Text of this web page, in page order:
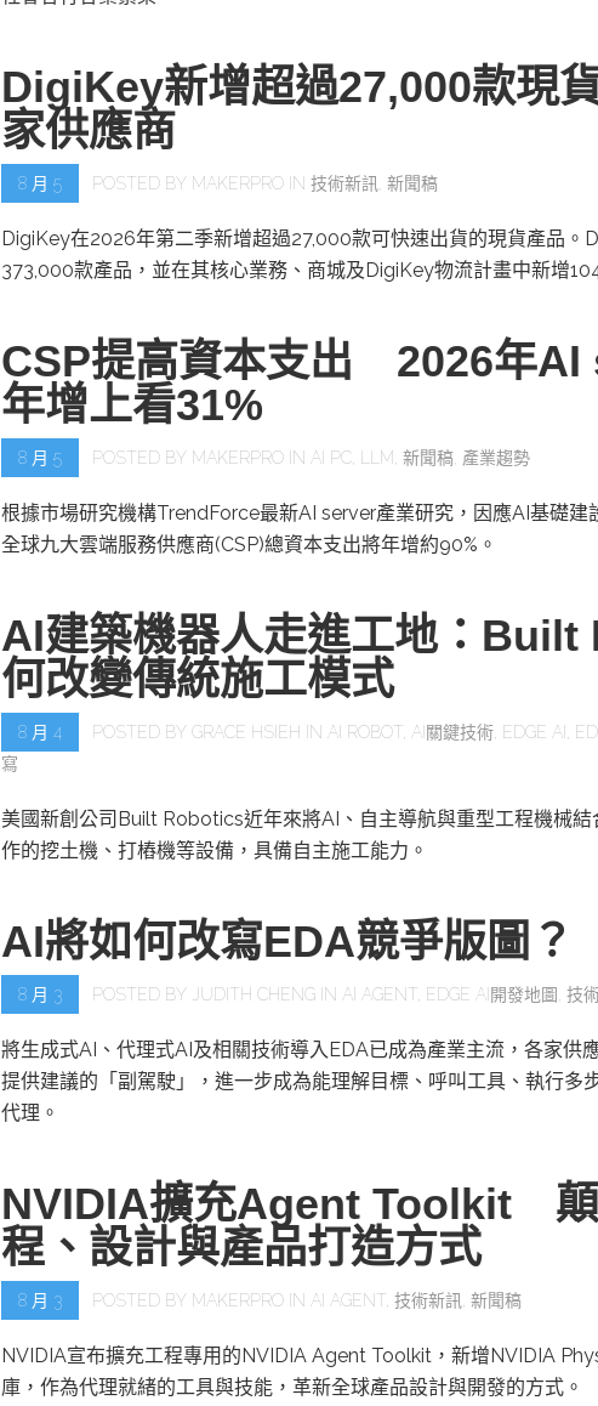
DigiKey新增超過27,000款現
家供應商
8 月 5 POSTED BY MAKERPRO IN 技術新訊 新聞稿
DigiKey在2026年第二季新增超過27,000款可快速出貨的現貨產品。
373,000款產品，並在其核心業務、商城及DigiKey物流計畫中新增
CSP提高資本支出 2026年AI
年增上看31%
8 月 5 POSTED BY MAKERPRO IN AI PC LLM 新聞稿 產業趨勢
根據市場研究機構TrendForce最新AI server產業研究，因應AI基礎
全球九大雲端服務供應商(CSP)總資本支出將年增約90%。
AI建築機器人走進工地：Built
何改變傳統施工模式
8 月 4 POSTED BY GRACE HSIEH IN AI ROBOT AI關鍵技術 EDGE AI
寫
美國新創公司Built Robotics近年來將AI、自主導航與重型工程機械
作的挖土機、打樁機等設備，具備自主施工能力。
AI將如何改寫EDA競爭版圖？
8 月 3 POSTED BY JUDITH CHENG IN AI AGENT EDGE AI開發地圖 技
將生成式AI、代理式AI及相關技術導入EDA已成為產業主流，各家供
提供建議的「副駕駛」，進一步成為能理解目標、呼叫工具、執行多
代理。
NVIDIA擴充Agent Toolkit
程、設計與產品打造方式
8 月 3 POSTED BY MAKERPRO IN AI AGENT 技術新訊 新聞稿
NVIDIA宣布擴充工程專用的NVIDIA Agent Toolkit，新增NVIDIA
庫，作為代理就緒的工具與技能，革新全球產品設計與開發的方式。